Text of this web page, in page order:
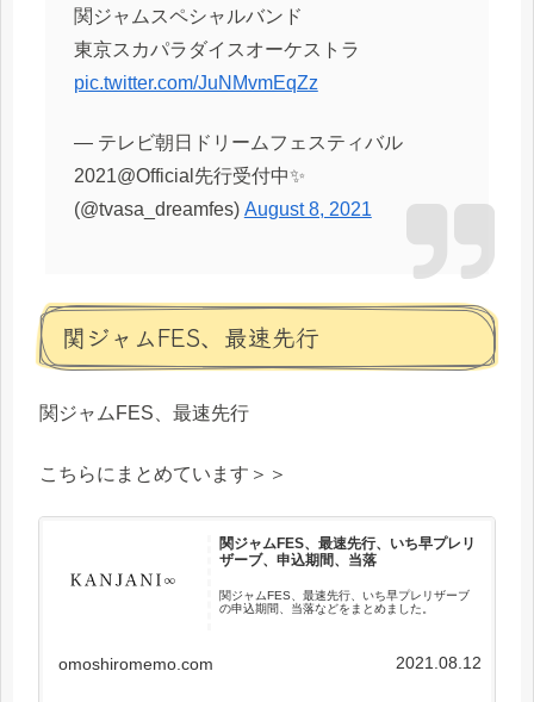
関ジャムスペシャルバンド
東京スカパラダイスオーケストラ
pic.twitter.com/JuNMvmEqZz
— テレビ朝日ドリームフェスティバル
2021@Official先行受付中✨
(@tvasa_dreamfes) August 8, 2021
関ジャムFES、最速先行
関ジャムFES、最速先行
こちらにまとめています＞＞
関ジャムFES、最速先行、いち早プレリ
ザーブ、申込期間、当落
関ジャムFES、最速先行、いち早プレリザーブ
の申込期間、当落などをまとめました。
omoshiromemo.com 2021.08.12